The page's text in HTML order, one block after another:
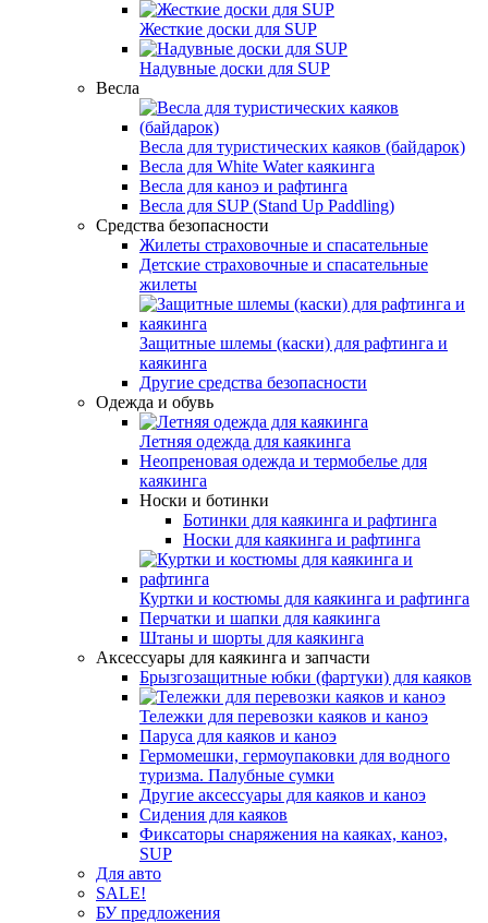
Жесткие доски для SUP
Надувные доски для SUP
Весла
Весла для туристических каяков (байдарок)
Весла для White Water каякинга
Весла для каноэ и рафтинга
Весла для SUP (Stand Up Paddling)
Средства безопасности
Жилеты страховочные и спасательные
Детские страховочные и спасательные
жилеты
Защитные шлемы (каски) для рафтинга и
каякинга
Другие средства безопасности
Одежда и обувь
Летняя одежда для каякинга
Неопреновая одежда и термобелье для
каякинга
Носки и ботинки
Ботинки для каякинга и рафтинга
Носки для каякинга и рафтинга
Куртки и костюмы для каякинга и рафтинга
Перчатки и шапки для каякинга
Штаны и шорты для каякинга
Аксессуары для каякинга и запчасти
Брызгозащитные юбки (фартуки) для каяков
Тележки для перевозки каяков и каноэ
Паруса для каяков и каноэ
Гермомешки, гермоупаковки для водного
туризма. Палубные сумки
Другие аксессуары для каяков и каноэ
Сидения для каяков
Фиксаторы снаряжения на каяках, каноэ,
SUP
Для авто
SALE!
БУ предложения